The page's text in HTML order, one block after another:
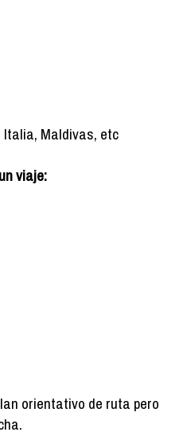
Italia, Maldivas, etc
viaje:
orientativo de ruta pero